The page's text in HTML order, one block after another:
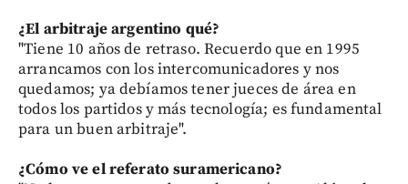
¿El arbitraje argentino qué?
"Tiene 10 años de retraso. Recuerdo que en 1995
arrancamos con los intercomunicadores y nos
quedamos; ya debíamos tener jueces de área en
todos los partidos y más tecnología; es fundamental
para un buen arbitraje".
¿Cómo ve el referato suramericano?